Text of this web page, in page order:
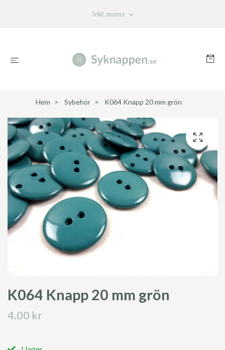
Inkl. moms
Hem Sybehör K064 Knapp 20 mm grön
K064 Knapp 20 mm grön
4.00 kr